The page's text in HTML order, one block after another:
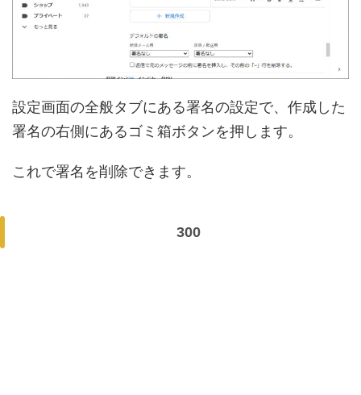
設定画面の全般タブにある署名の設定で、作成した
署名の右側にあるゴミ箱ボタンを押します。
これで署名を削除できます。
300